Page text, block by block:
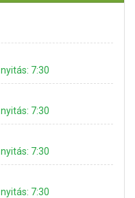
7:30
7:30
7:30
7:30